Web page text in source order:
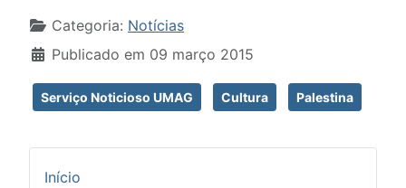
Detalhes
Categoria: Notícias
Publicado em 09 março 2015
Serviço Noticioso UMAG Cultura Palestina
Início